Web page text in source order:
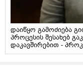
დაიწყო გამოძიება
პროცესის შესახებ
დაკავშირებით -